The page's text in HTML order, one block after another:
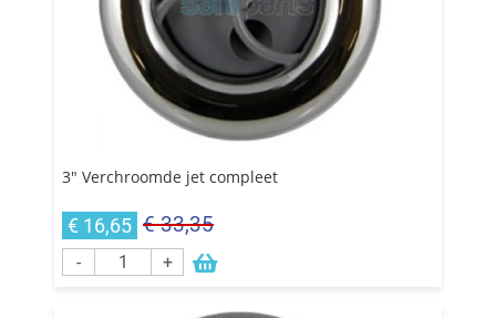
3" Verchroomde jet compleet
€ 16,65 € 33,35
- +